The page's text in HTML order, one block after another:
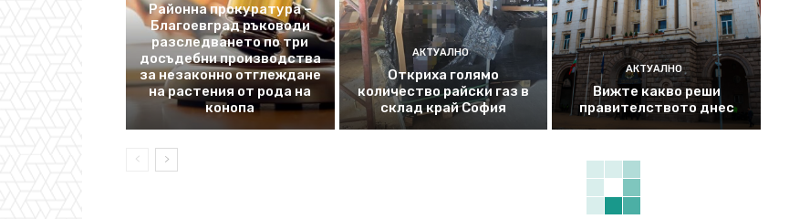
Районна прокуратура –
Благоевград ръководи
разследването по три
досъдебни производства
за незаконно отглеждане
на растения от рода на
конопа
АКТУАЛНО
Откриха голямо
количество райски газ в
склад край София
АКТУАЛНО
Вижте какво реши
правителството днес